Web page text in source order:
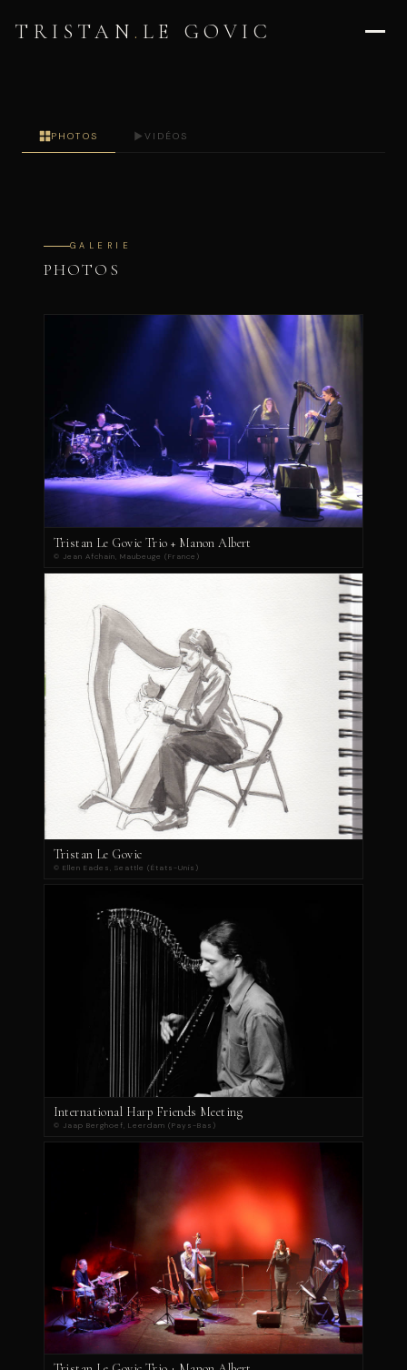
TRISTAN . LE GOVIC
PHOTOS VIDÉOS
GALERIE
PHOTOS
Tristan Le Govic Trio + Manon Albert
© Jean Afchain, Maubeuge (France)
Tristan Le Govic
© Ellen Eades, Seattle (États-Unis)
International Harp Friends Meeting
© Jaap Berghoef, Leerdam (Pays-Bas)